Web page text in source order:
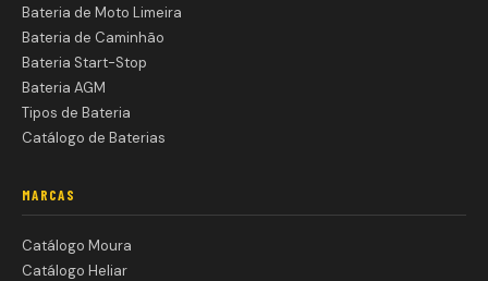
Bateria de Moto Limeira
Bateria de Caminhão
Bateria Start-Stop
Bateria AGM
Tipos de Bateria
Catálogo de Baterias
MARCAS
Catálogo Moura
Catálogo Heliar